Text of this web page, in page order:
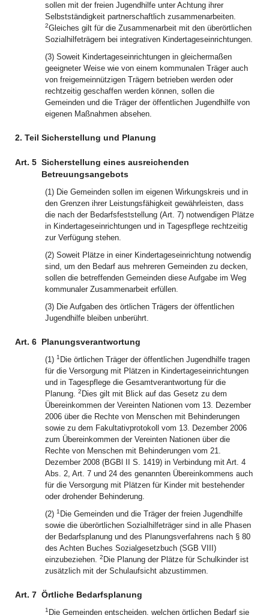
sollen mit der freien Jugendhilfe unter Achtung ihrer
Selbstständigkeit partnerschaftlich zusammenarbeiten.
2Gleiches gilt für die Zusammenarbeit mit den überörtlichen
Sozialhilfeträgern bei integrativen Kindertageseinrichtungen.
(3) Soweit Kindertageseinrichtungen in gleichermaßen
geeigneter Weise wie von einem kommunalen Träger auch
von freigemeinnützigen Trägern betrieben werden oder
rechtzeitig geschaffen werden können, sollen die
Gemeinden und die Träger der öffentlichen Jugendhilfe von
eigenen Maßnahmen absehen.
2. Teil Sicherstellung und Planung
Art. 5 Sicherstellung eines ausreichenden
Betreuungsangebots
(1) Die Gemeinden sollen im eigenen Wirkungskreis und in
den Grenzen ihrer Leistungsfähigkeit gewährleisten, dass
die nach der Bedarfsfeststellung (Art. 7) notwendigen Plätze
in Kindertageseinrichtungen und in Tagespflege rechtzeitig
zur Verfügung stehen.
(2) Soweit Plätze in einer Kindertageseinrichtung notwendig
sind, um den Bedarf aus mehreren Gemeinden zu decken,
sollen die betreffenden Gemeinden diese Aufgabe im Weg
kommunaler Zusammenarbeit erfüllen.
(3) Die Aufgaben des örtlichen Trägers der öffentlichen
Jugendhilfe bleiben unberührt.
Art. 6 Planungsverantwortung
(1) 1 Die örtlichen Träger der öffentlichen Jugendhilfe tragen
für die Versorgung mit Plätzen in Kindertageseinrichtungen
und in Tagespflege die Gesamtverantwortung für die
Planung. 2 Dies gilt mit Blick auf das Gesetz zu dem
Übereinkommen der Vereinten Nationen vom 13. Dezember
2006 über die Rechte von Menschen mit Behinderungen
sowie zu dem Fakultativprotokoll vom 13. Dezember 2006
zum Übereinkommen der Vereinten Nationen über die
Rechte von Menschen mit Behinderungen vom 21.
Dezember 2008 (BGBl II S. 1419) in Verbindung mit Art. 4
Abs. 2, Art. 7 und 24 des genannten Übereinkommens auch
für die Versorgung mit Plätzen für Kinder mit bestehender
oder drohender Behinderung.
(2) 1 Die Gemeinden und die Träger der freien Jugendhilfe
sowie die überörtlichen Sozialhilfeträger sind in alle Phasen
der Bedarfsplanung und des Planungsverfahrens nach § 80
des Achten Buches Sozialgesetzbuch (SGB VIII)
einzubeziehen. 2 Die Planung der Plätze für Schulkinder ist
zusätzlich mit der Schulaufsicht abzustimmen.
Art. 7 Örtliche Bedarfsplanung
1 Die Gemeinden entscheiden, welchen örtlichen Bedarf sie